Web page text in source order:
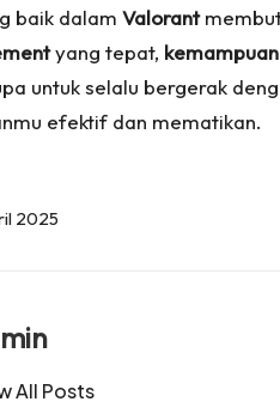
baik dalam Valorant
yang tepat,
untuk selalu bergerak
efektif dan mematikan.
2025
All Posts